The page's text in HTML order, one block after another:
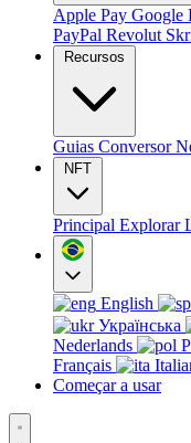
Apple Pay Google
PayPal Revolut
Recursos
Guias Conversor
NFT
Principal Explorar
English
Українська
Nederlands
Français
Começar a usar